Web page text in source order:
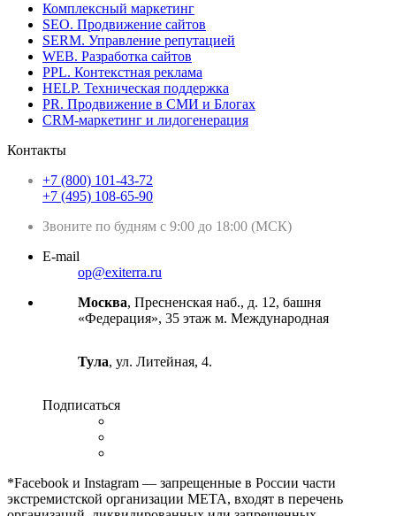
Комплексный маркетинг
SEO. Продвижение сайтов
SERM. Управление репутацией
WEB. Разработка сайтов
PPL. Контекстная реклама
HELP. Техническая поддержка
PR. Продвижение в СМИ и Блогах
CRM-маркетинг и лидогенерация
Контакты
+7 (800) 101-43-72
+7 (495) 108-65-90
Звоните по будням с 9:00 до 18:00 (МСК)
E-mail
op@exiterra.ru
Москва, Пресненская наб., д. 12, башня
«Федерация», 35 этаж м. Международная
Тула, ул. Литейная, 4.
Подписаться
*Facebook и Instagram — запрещенные в России части
экстремистской организации META, входят в перечень